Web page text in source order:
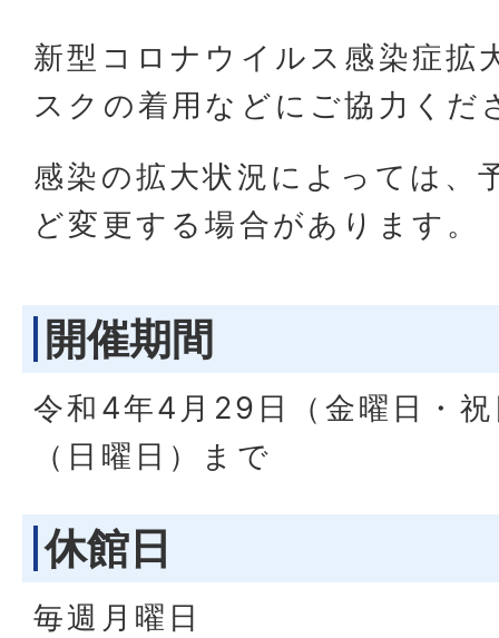
新型コロナウイルス感染症拡
スクの着用などにご協力くだ
感染の拡大状況によっては、
ど変更する場合があります。
開催期間
令和4年4月29日（金曜日・
（日曜日）まで
休館日
毎週月曜日